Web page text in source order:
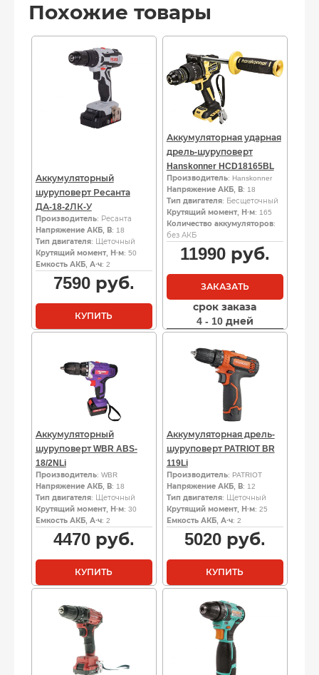
Похожие товары
Аккумуляторный
шуруповерт Ресанта
ДА-18-2ЛК-У
Производитель: Ресанта
Напряжение АКБ, В: 18
Тип двигателя: Щеточный
Крутящий момент, Н·м: 50
Емкость АКБ, А·ч: 2
7590руб.
КУПИТЬ
Аккумуляторная ударная
дрель-шуруповерт
Hanskonner HCD18165BL
Производитель: Hanskonner
Напряжение АКБ, В: 18
Тип двигателя: Бесщеточный
Крутящий момент, Н·м: 165
Количество аккумуляторов:
без АКБ
11990руб.
ЗАКАЗАТЬ
срок заказа
4 - 10 дней
Аккумуляторный
шуруповерт WBR ABS-
18/2NLi
Производитель: WBR
Напряжение АКБ, В: 18
Тип двигателя: Щеточный
Крутящий момент, Н·м: 30
Емкость АКБ, А·ч: 2
4470руб.
КУПИТЬ
Аккумуляторная дрель-
шуруповерт PATRIOT BR
119Li
Производитель: PATRIOT
Напряжение АКБ, В: 12
Тип двигателя: Щеточный
Крутящий момент, Н·м: 25
Емкость АКБ, А·ч: 2
5020руб.
КУПИТЬ